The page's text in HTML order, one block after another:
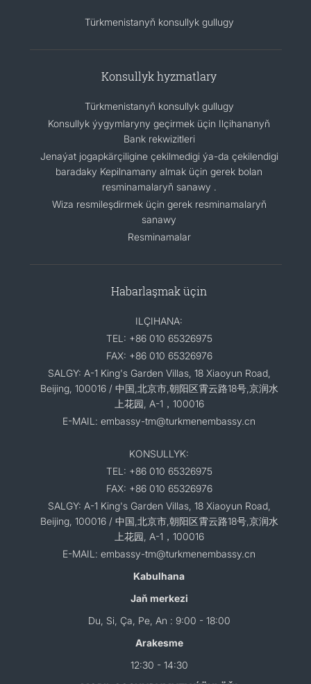
Türkmenistanyň konsullyk gullugy
Konsullyk hyzmatlary
Türkmenistanyň konsullyk gullugy
Konsullyk ýygymlaryny geçirmek üçin Ilçihananyň
Bank rekwizitleri
Jenaýat jogapkärçiligine çekilmedigi ýa-da çekilendigi
baradaky Kepilnamany almak üçin gerek bolan
resminamalaryň sanawy .
Wiza resmileşdirmek üçin gerek resminamalaryň
sanawy
Resminamalar
Habarlaşmak üçin
ILÇIHANA:
TEL: +86 010 65326975
FAX: +86 010 65326976
SALGY: A-1 King's Garden Villas, 18 Xiaoyun Road,
Beijing, 100016 / 中国,北京市,朝阳区霄云路18号,京润水
上花园, A-1，100016
E-MAIL: embassy-tm@turkmenembassy.cn
KONSULLYK:
TEL: +86 010 65326975
FAX: +86 010 65326976
SALGY: A-1 King's Garden Villas, 18 Xiaoyun Road,
Beijing, 100016 / 中国,北京市,朝阳区霄云路18号,京润水
上花园, A-1，100016
E-MAIL: embassy-tm@turkmenembassy.cn
Kabulhana
Jaň merkezi
Du, Si, Ça, Pe, An : 9:00 - 18:00
Arakesme
12:30 - 14:30